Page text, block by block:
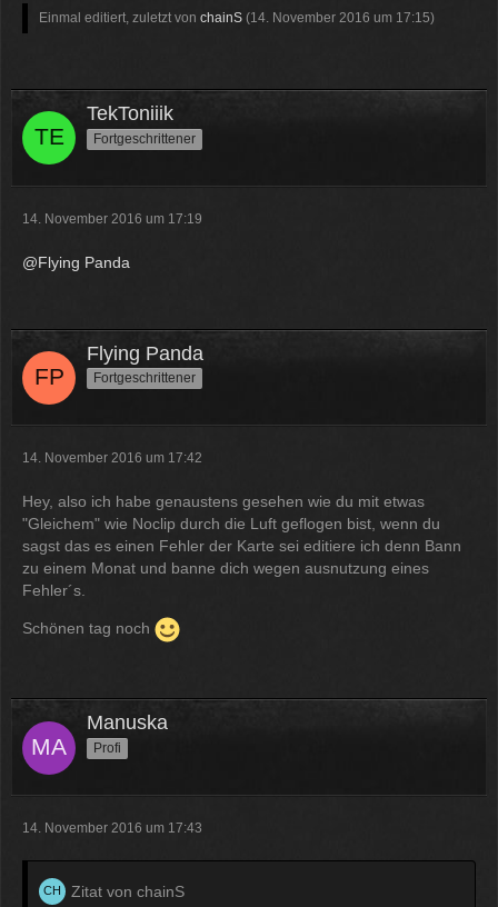
wenn man innerhalb 2 Jahre das
Forum Update kauft kostet es nur
die hälfte .
Einmal editiert, zuletzt von chainS (14. November 2016 um 17:15)
TekToniiik
Fortgeschrittener
14. November 2016 um 17:19
@Flying Panda
Flying Panda
Fortgeschrittener
14. November 2016 um 17:42
Hey, also ich habe genaustens gesehen wie du mit etwas
"Gleichem" wie Noclip durch die Luft geflogen bist, wenn du
sagst das es einen Fehler der Karte sei editiere ich denn Bann
zu einem Monat und banne dich wegen ausnutzung eines
Fehler´s.
Schönen tag noch
Manuska
Profi
14. November 2016 um 17:43
Zitat von chainS